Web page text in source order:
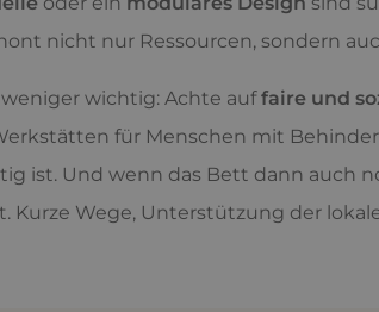
nicht nur Ressourcen, sondern
wichtig: Achte auffaire und
für Menschen mit
ist. Und wenn das Bett dann auch
Kurze Wege, Unterstützung der